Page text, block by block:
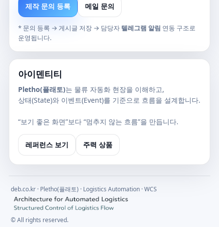
제작 문의 등록 메일 문의
* 문의 등록 → 게시글 저장 → 담당자 텔레그램 알림 연동 구조로
운영됩니다.
아이덴티티
Pletho(플래토)는 물류 자동화 현장을 이해하고,
상태(State)와 이벤트(Event)를 기준으로 흐름을 설계합니다.
“보기 좋은 화면”보다 “멈추지 않는 흐름”을 만듭니다.
레퍼런스 보기 주력 상품
deb.co.kr · Pletho(플래토) · Logistics Automation · WCS
© All rights reserved.